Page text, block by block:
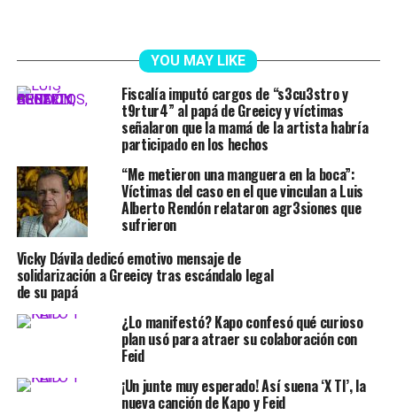
YOU MAY LIKE
Fiscalía imputó cargos de “s3cu3stro y
t9rtur4” al papá de Greeicy y víctimas
señalaron que la mamá de la artista habría
participado en los hechos
“Me metieron una manguera en la boca”:
Víctimas del caso en el que vinculan a Luis
Alberto Rendón relataron agr3siones que
sufrieron
Vicky Dávila dedicó emotivo mensaje de
solidarización a Greeicy tras escándalo legal
de su papá
¿Lo manifestó? Kapo confesó qué curioso
plan usó para atraer su colaboración con
Feid
¡Un junte muy esperado! Así suena ‘X TI’, la
nueva canción de Kapo y Feid